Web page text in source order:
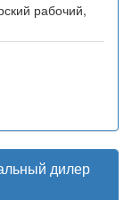
рабочий,
дилер